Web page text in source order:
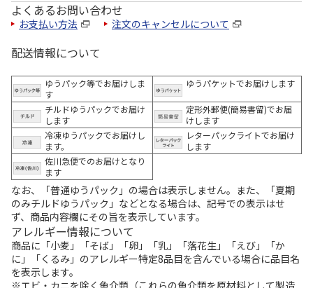
よくあるお問い合わせ
お支払い方法 注文のキャンセルについて
配送情報について
ゆうパック等でお届けしま
す
ゆうパケットでお届けします
チルドゆうパックでお届け
します
定形外郵便(簡易書留)でお届
けします
冷凍ゆうパックでお届けし
ます。
レターパックライトでお届け
します
佐川急便でのお届けとなり
ます
なお、「普通ゆうパック」の場合は表示しません。また、「夏期
のみチルドゆうパック」などとなる場合は、記号での表示はせ
ず、商品内容欄にその旨を表示しています。
アレルギー情報について
商品に「小麦」「そば」「卵」「乳」「落花生」「えび」「か
に」「くるみ」のアレルギー特定8品目を含んでいる場合に品目名
を表示します。
※エビ・カニを除く魚介類（これらの魚介類を原材料として製造